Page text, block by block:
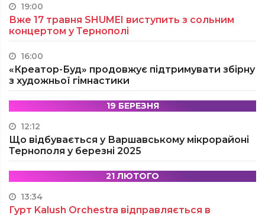
19:00
Вже 17 травня SHUMEI виступить з сольним
концертом у Тернополі
16:00
«Креатор-Буд» продовжує підтримувати збірну
з художньої гімнастики
19 БЕРЕЗНЯ
12:12
Що відбувається у Варшавському мікрорайоні
Тернополя у березні 2025
21 ЛЮТОГО
13:34
Гурт Kalush Orchestra відправляється в